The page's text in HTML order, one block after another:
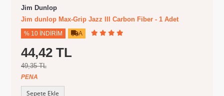
Jim Dunlop
Jim dunlop Max-Grip Jazz III Carbon Fiber - 1 Adet
% 10 İNDIRIM A
44,42 TL
49,35 TL
PENA
Sepete Ekle